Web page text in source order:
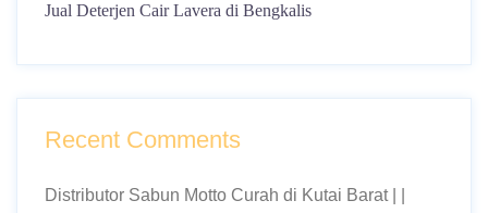
Jual Deterjen Cair Lavera di Bengkalis
Recent Comments
Distributor Sabun Motto Curah di Kutai Barat | |